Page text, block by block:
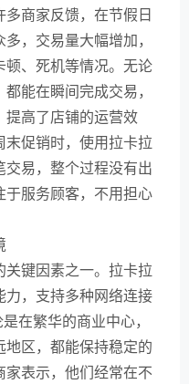
商家反馈，在节假日
，交易量大幅增加，
顿、死机等情况。无论
能在瞬间完成交易，
提高了店铺的运营效
促销时，使用拉卡拉
交易，整个过程没有出
于服务顾客，不用担心
关键因素之一。拉卡拉
力，支持多种网络连接
在繁华的商业中心，
区，都能保持稳定的
家表示，他们经常在不